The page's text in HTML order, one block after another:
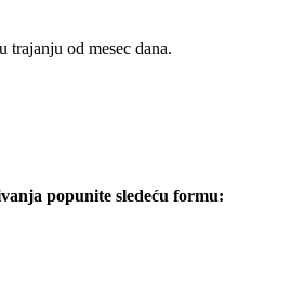
trajanju od mesec dana.
popunite sledeću formu: